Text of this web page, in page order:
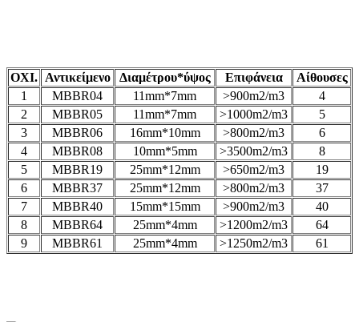
ΟΧΙ. Αντικείμενο Διαμέτρου*ύψος Επιφάνεια
Αίθουσες
1
MBBR04 11mm*7mm >900m2/m3
4
2
MBBR05 11mm*7mm >1000m2/m3
5
3
MBBR06 16mm*10mm >800m2/m3
6
4
MBBR08 10mm*5mm >3500m2/m3
8
5
MBBR19 25mm*12mm >650m2/m3
19
6
MBBR37 25mm*12mm >800m2/m3
37
7
MBBR40 15mm*15mm >900m2/m3
40
8
MBBR64 25mm*4mm >1200m2/m3
64
9
MBBR61 25mm*4mm >1250m2/m3 61